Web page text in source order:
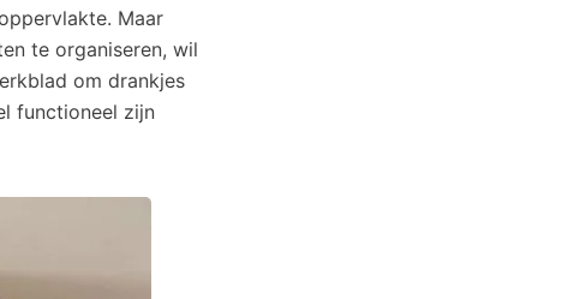
Maar
te organiseren, wil
om drankjes
functioneel zijn